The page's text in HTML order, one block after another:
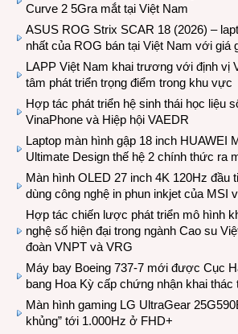
Curve 2 5Gra mắt tại Việt Nam
ASUS ROG Strix SCAR 18 (2026) –
nhất của ROG bán tại Việt Nam với giá
LAPP Việt Nam khai trương với định vị
tâm phát triển trọng điểm trong khu vực
Hợp tác phát triển hệ sinh thái học liệu
VinaPhone và Hiệp hội VAEDR
Laptop màn hình gập 18 inch HUAWEI
Ultimate Design thế hệ 2 chính thức ra
Màn hình OLED 27 inch 4K 120Hz đầu
dùng công nghệ in phun inkjet của MSI
Hợp tác chiến lược phát triển mô hình
nghệ số hiện đại trong ngành Cao su
đoàn VNPT và VRG
Máy bay Boeing 737-7 mới được Cục
bang Hoa Kỳ cấp chứng nhận khai
Màn hình gaming LG UltraGear
khủng” tới 1.000Hz ở FHD+